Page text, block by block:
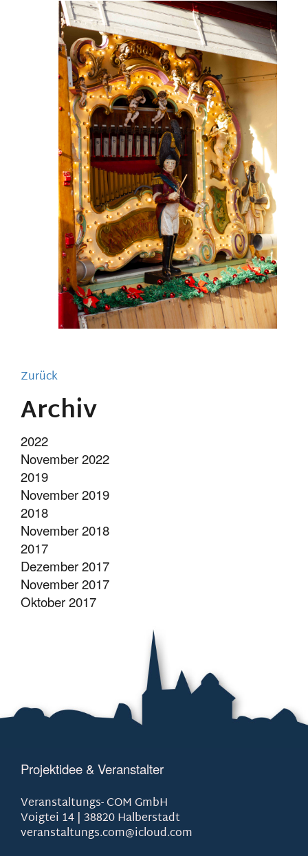
Zurück
Archiv
2022
November 2022
2019
November 2019
2018
November 2018
2017
Dezember 2017
November 2017
Oktober 2017
Projektidee & Veranstalter
Veranstaltungs- COM GmbH
Voigtei 14 | 38820 Halberstadt
veranstaltungs.com@icloud.com